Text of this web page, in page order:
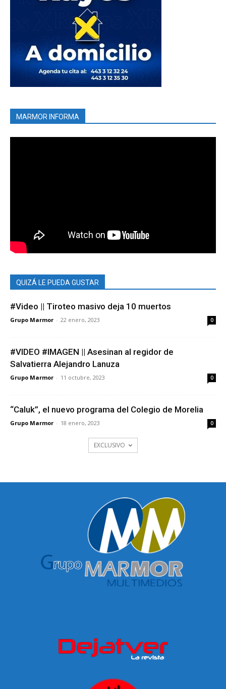
MARMOR INFORMA
QUIZÁ LE PUEDA GUSTAR
#Video || Tiroteo masivo deja 10 muertos
Grupo Marmor - 22 enero, 2023 0
#VIDEO #IMAGEN || Asesinan al regidor de
Salvatierra Alejandro Lanuza
Grupo Marmor - 11 octubre, 2023 0
“Caluk”, el nuevo programa del Colegio de Morelia
Grupo Marmor - 18 enero, 2023 0
EXCLUSIVO